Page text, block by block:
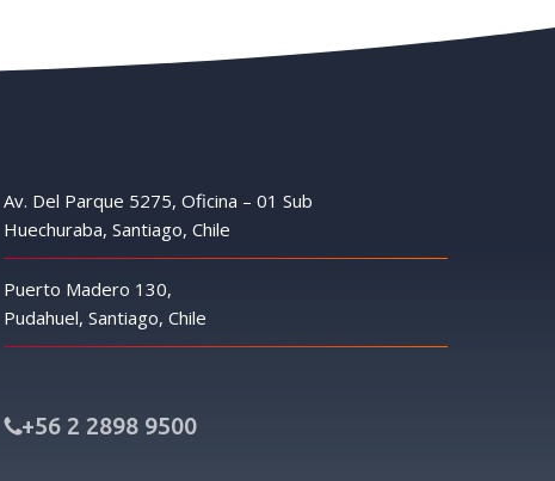
Av. Del Parque 5275, Oficina – 01 Sub
Huechuraba, Santiago, Chile
Puerto Madero 130,
Pudahuel, Santiago, Chile
+56 2 2898 9500